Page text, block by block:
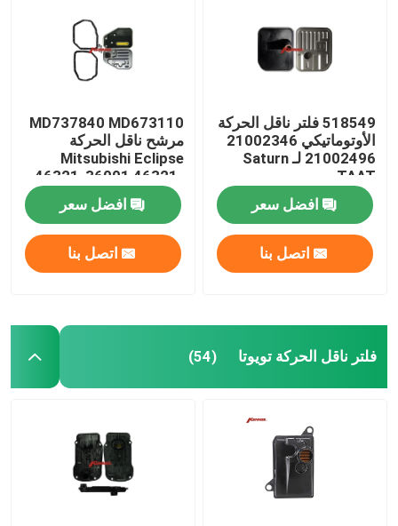
قطع غيار المحرك
قطع غيار السيارات
518549 فلتر ناقل الحركة
الأوتوماتيكي 21002346
21002496 لـ Saturn
TAAT
افضل سعر
اتصل بنا
MD737840 MD673110
مرشح ناقل الحركة
Mitsubishi Eclipse
46321-36001 46321-
36010
افضل سعر
اتصل بنا
فلتر ناقل الحركة تويوتا (54)